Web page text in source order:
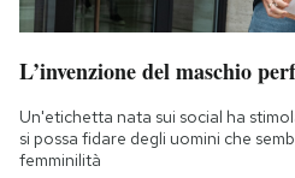
L’invenzione del maschio
Un'etichetta nata sui social ha
si possa fidare degli uomini che
femminilità